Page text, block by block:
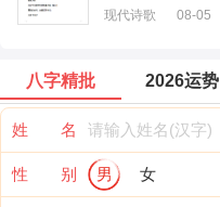
现代诗歌 08-05
八字精批 2026运势
姓 名
性 别 男 女